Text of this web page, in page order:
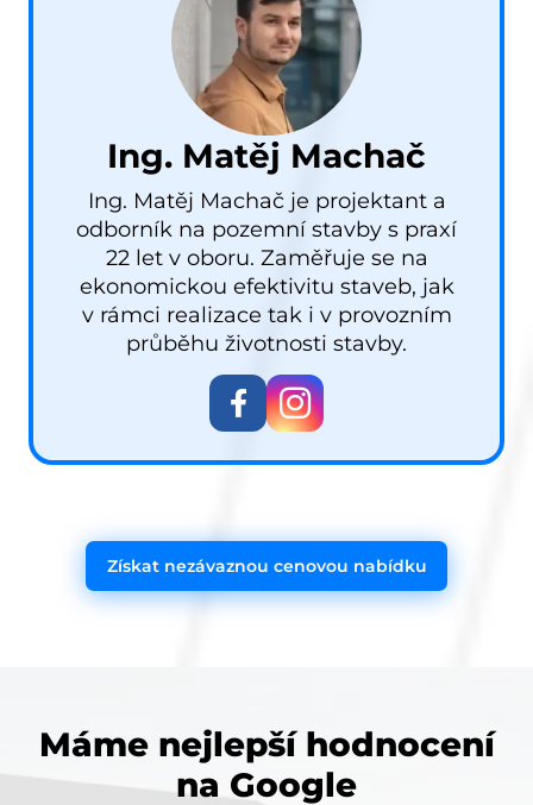
Ing. Matěj Machač
Ing. Matěj Machač je projektant a
odborník na pozemní stavby s praxí
22 let v oboru. Zaměřuje se na
ekonomickou efektivitu staveb, jak
v rámci realizace tak i v provozním
průběhu životnosti stavby.
Získat nezávaznou cenovou nabídku
Máme nejlepší hodnocení
na Google